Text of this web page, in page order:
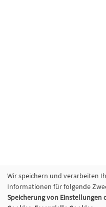
Wir speichern und verarbeiten
Informationen für folgende
Speicherung von Einstellungen